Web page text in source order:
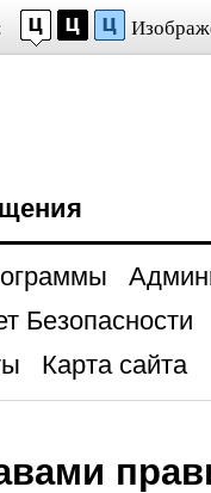
Безопасности
Карта сайта